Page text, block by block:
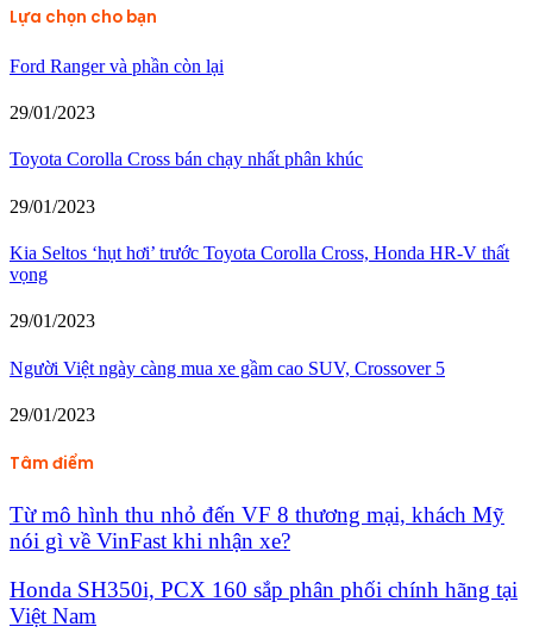
Lựa chọn cho bạn
Ford Ranger và phần còn lại
29/01/2023
Toyota Corolla Cross bán chạy nhất phân khúc
29/01/2023
Kia Seltos ‘hụt hơi’ trước Toyota Corolla Cross, Honda HR-V thất
vọng
29/01/2023
Người Việt ngày càng mua xe gầm cao SUV, Crossover 5
29/01/2023
Tâm điểm
Từ mô hình thu nhỏ đến VF 8 thương mại, khách Mỹ
nói gì về VinFast khi nhận xe?
Honda SH350i, PCX 160 sắp phân phối chính hãng tại
Việt Nam